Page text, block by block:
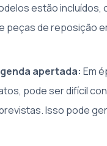
estão incluídos,
peças de reposição
apertada: Em
pode ser difícil
Isso pode